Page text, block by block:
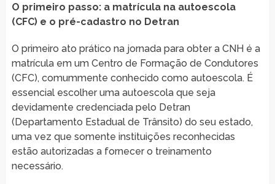
O primeiro passo: a matrícula na autoescola
(CFC) e o pré-cadastro no Detran
O primeiro ato prático na jornada para obter a CNH é a
matrícula em um Centro de Formação de Condutores
(CFC), comummente conhecido como autoescola. É
essencial escolher uma autoescola que seja
devidamente credenciada pelo Detran
(Departamento Estadual de Trânsito) do seu estado,
uma vez que somente instituições reconhecidas
estão autorizadas a fornecer o treinamento
necessário.